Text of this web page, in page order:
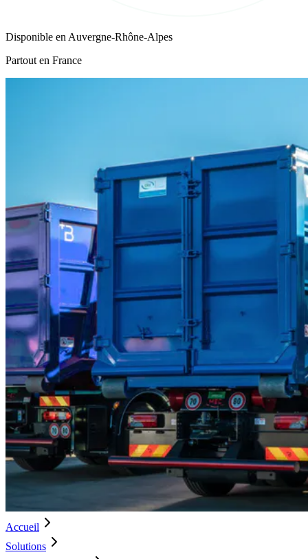
Disponible en Auvergne-Rhône-Alpes
Partout en France
Accueil
Solutions